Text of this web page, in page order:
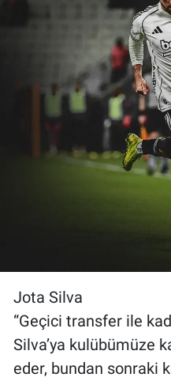
Jota Silva
“Geçici transfer ile
Silva’ya kulübümüze
eder, bundan sonraki